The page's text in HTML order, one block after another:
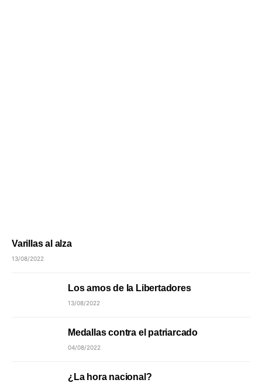
Varillas al alza
13/08/2022
Los amos de la Libertadores
13/08/2022
Medallas contra el patriarcado
04/08/2022
¿La hora nacional?